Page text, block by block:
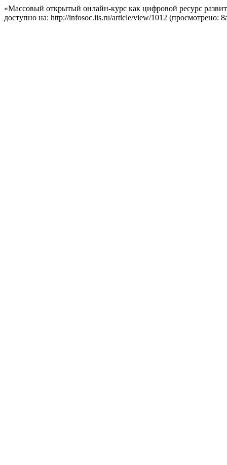
«Массовый открытый онлайн-курс как цифровой ресурс
доступно на: http://infosoc.iis.ru/article/view/1012 (просмотрено: